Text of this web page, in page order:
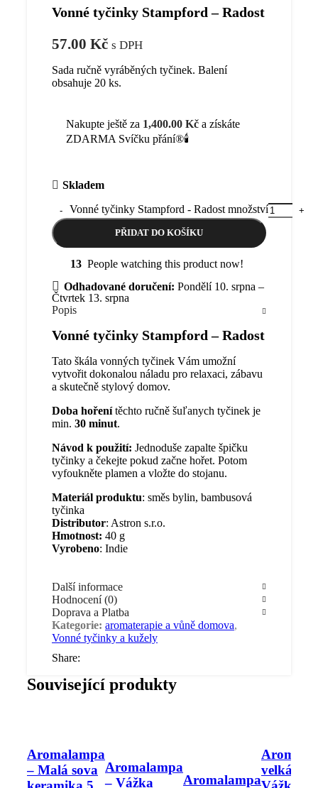
Vonné tyčinky Stampford – Radost
57.00 Kč s DPH
Sada ručně vyráběných tyčinek. Balení
obsahuje 20 ks.
Nakupte ještě za 1,400.00 Kč a získáte
ZDARMA Svíčku přání®🕯️
Skladem
Vonné tyčinky Stampford - Radost množství
PŘIDAT DO KOŠÍKU
13 People watching this product now!
Odhadované doručení: Pondělí 10. srpna –
Čtvrtek 13. srpna
Popis
Vonné tyčinky Stampford – Radost
Tato škála vonných tyčinek Vám umožní
vytvořit dokonalou náladu pro relaxaci, zábavu
a skutečně stylový domov.
Doba hořenítěchto ručně šuľanych tyčinek je
min. 30 minut.
Návod k použití: Jednoduše zapalte špičku
tyčinky a čekejte pokud začne hořet. Potom
vyfoukněte plamen a vložte do stojanu.
Materiál produktu: směs bylin, bambusová
tyčinka
Distributor: Astron s.r.o.
Hmotnost: 40 g
Vyrobeno: Indie
Další informace
Hodnocení (0)
Doprava a Platba
Kategorie: aromaterapie a vůně domova,
Vonné tyčinky a kužely
Share:
Související produkty
Aromalampa
– Malá sova Aromalampa
– Vážka
Aromalampa
velká –